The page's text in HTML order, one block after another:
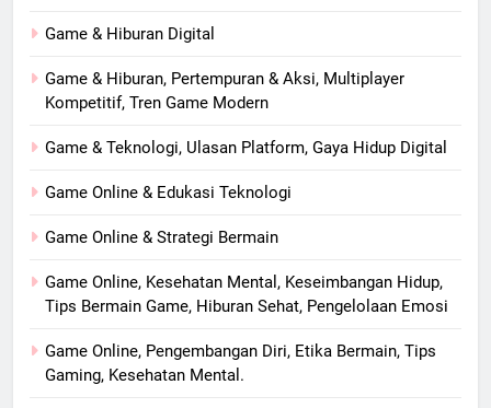
Game & Hiburan Digital
Game & Hiburan, Pertempuran & Aksi, Multiplayer
Kompetitif, Tren Game Modern
Game & Teknologi, Ulasan Platform, Gaya Hidup Digital
Game Online & Edukasi Teknologi
Game Online & Strategi Bermain
Game Online, Kesehatan Mental, Keseimbangan Hidup,
Tips Bermain Game, Hiburan Sehat, Pengelolaan Emosi
Game Online, Pengembangan Diri, Etika Bermain, Tips
Gaming, Kesehatan Mental.